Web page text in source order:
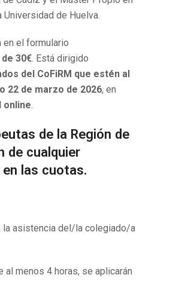
de Huelva.
en el formulario
30€. Está dirigido
del CoFiRM que estén al
22 de marzo de 2026, en
online.
de la Región de
de cualquier
las cuotas.
la asistencia del/la colegiado/a
menos 4 horas, se aplicarán